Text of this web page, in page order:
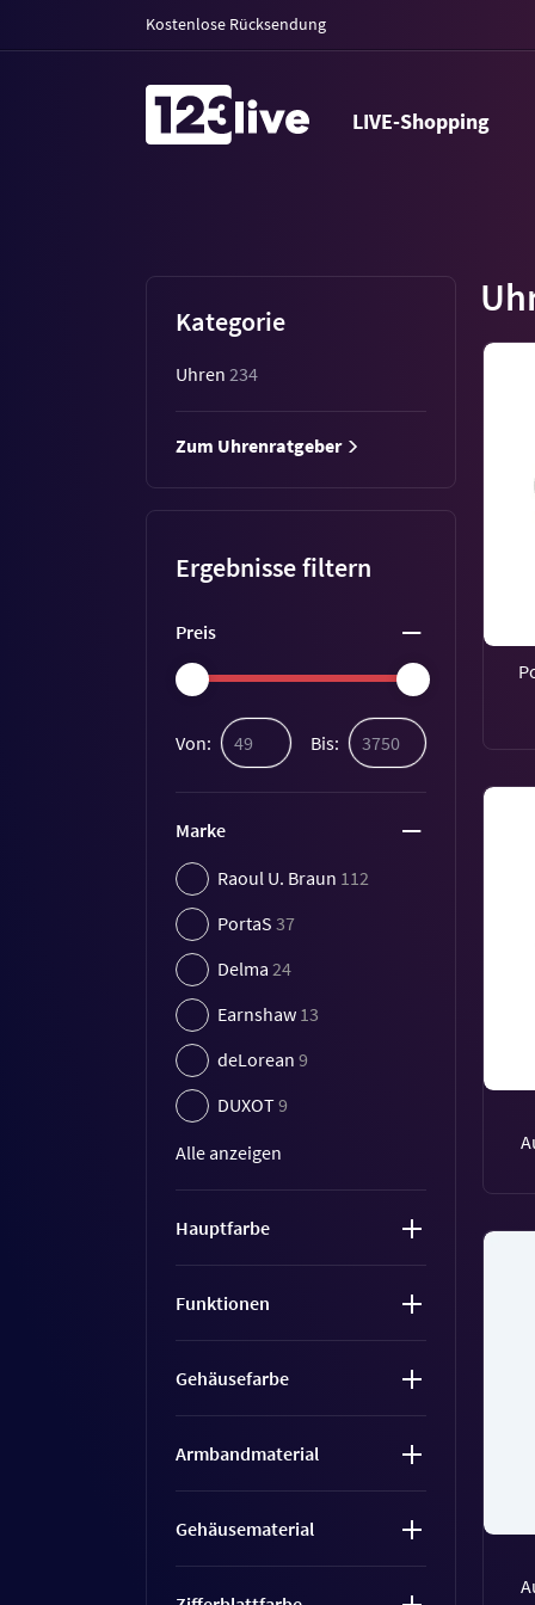
Kostenlose Rücksendung
LIVE-Shopping
Kategorie
Uhren 234
Zum Uhrenratgeber
Ergebnisse filtern
Preis
Von: Bis:
Marke
Raoul U. Braun 112
PortaS 37
Delma 24
Earnshaw 13
deLorean 9
DUXOT9
Alle anzeigen
Hauptfarbe
Funktionen
Gehäusefarbe
Armbandmaterial
Gehäusematerial